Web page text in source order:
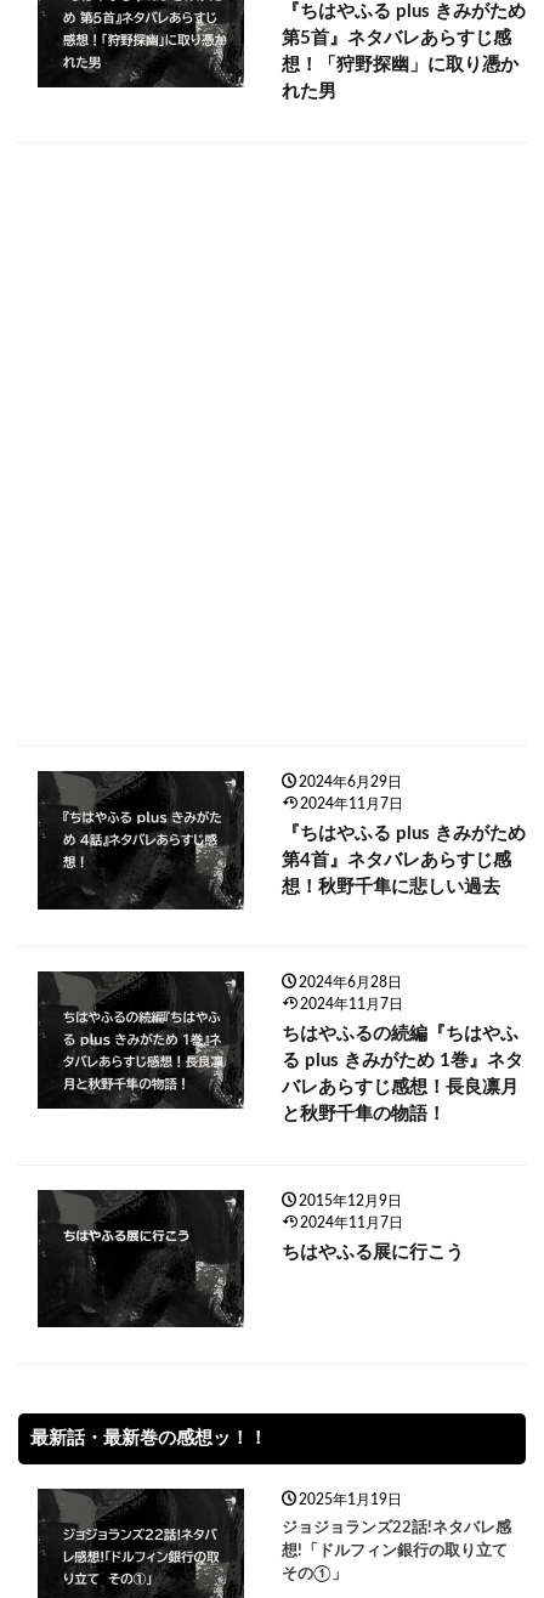
『ちはやふる plus きみがため
第5首』ネタバレあらすじ感
想！「狩野探幽」に取り憑か
れた男
2024年6月29日
2024年11月7日
『ちはやふる plus きみがため
第4首』ネタバレあらすじ感
想！秋野千隼に悲しい過去
2024年6月28日
2024年11月7日
ちはやふるの続編『ちはやふ
る plus きみがため 1巻』ネタ
バレあらすじ感想！長良凛月
と秋野千隼の物語！
2015年12月9日
2024年11月7日
ちはやふる展に行こう
最新話・最新巻の感想ッ！！
2025年1月19日
ジョジョランズ22話!ネタバレ感
想!「ドルフィン銀行の取り立て
その①」